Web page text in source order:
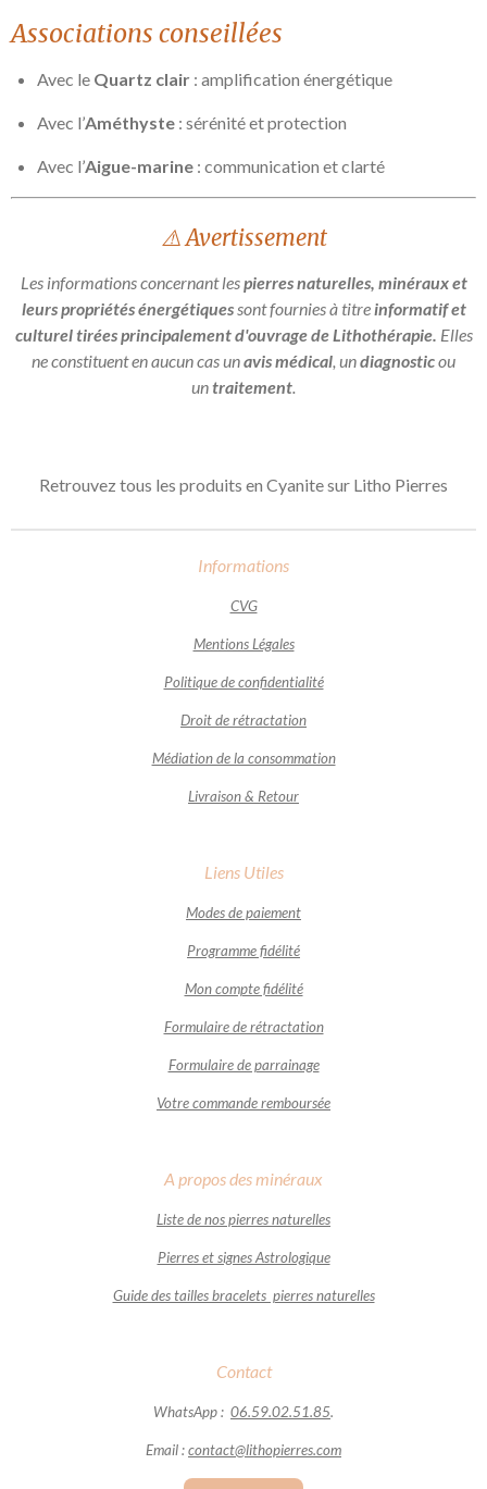
Associations conseillées
Avec le Quartz clair : amplification énergétique
Avec l’Améthyste : sérénité et protection
Avec l’Aigue-marine : communication et clarté
⚠️ Avertissement
Les informations concernant lespierres naturelles, minéraux et
leurs propriétés énergétiquessont fournies à titreinformatif et
culturel tirées principalement d'ouvrage de Lithothérapie. Elles
ne constituent en aucun cas unavis médical, undiagnosticou
untraitement.
Retrouvez tous les produits en Cyanite sur Litho Pierres
Informations
CVG
Mentions Légales
Politique de confidentialité
Droit de rétractation
Médiation de la consommation
Livraison & Retour
Liens Utiles
Modes de paiement
Programme fidélité
Mon compte fidélité
Formulaire de rétractation
Formulaire de parrainage
Votre commande remboursée
A propos des minéraux
Liste de nos pierres naturelles
Pierres et signes Astrologique
Guide des tailles bracelets pierres naturelles
Contact
WhatsApp : 06.59.02.51.85.
Email :contact@lithopierres.com